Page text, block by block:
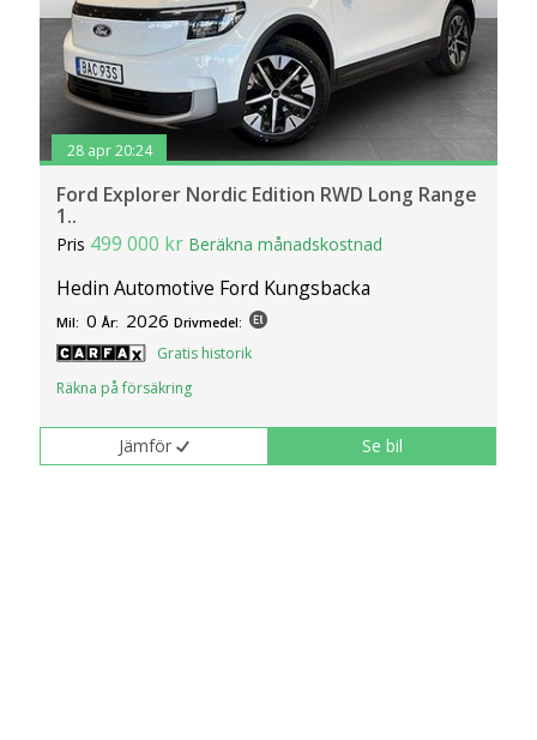
28 apr 20:24
Ford Explorer Nordic Edition RWD Long Range
1..
Pris 499 000 kr Beräkna månadskostnad
Hedin Automotive Ford Kungsbacka
Mil: 0 År: 2026 Drivmedel:
Gratis historik
Räkna på försäkring
Jämför Se bil